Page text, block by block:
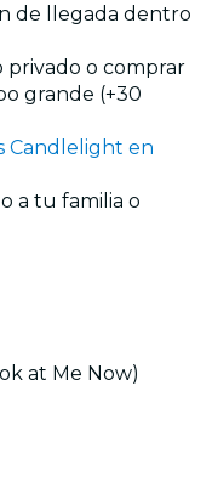
de llegada dentro
privado o comprar
grande (+30
Candlelight en
a tu familia o
at Me Now)